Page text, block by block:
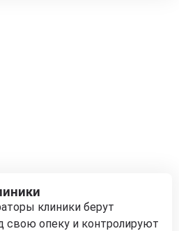
клиники берут
свою опеку и контролируют